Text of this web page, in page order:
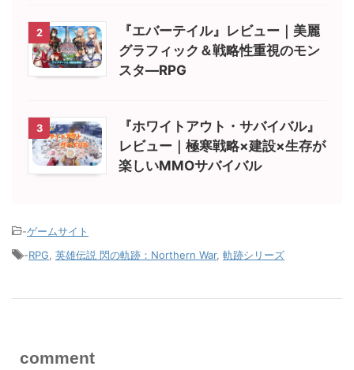
2
『エバーテイル』レビュー｜美麗
グラフィック＆戦略性重視のモン
スタ―RPG
3
『ホワイトアウト・サバイバル』
レビュー｜極寒戦略×建設×生存が
楽しいMMOサバイバル
-ゲームサイト
-RPG 英雄伝説 閃の軌跡：Northern War, 軌跡シリーズ
comment